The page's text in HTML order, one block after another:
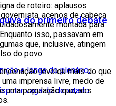
do primeiro debate
de roteiro: aplausos
acenos de cabeça
montada para
isso, passavam em
que, inclusive, atingem
do povo.
revelou mais do que
imprensa livre, medo de
uma população que, aos